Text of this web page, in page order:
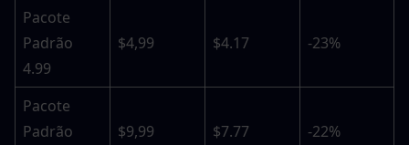
Pacote
Padrão
4.99
$4,99 $4.17 -23%
Pacote
Padrão
$9,99 $7.77 -22%